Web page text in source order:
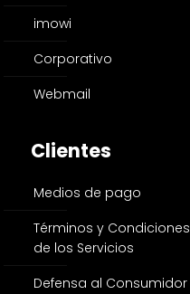
imowi
Corporativo
Webmail
Clientes
Medios de pago
Términos y Condiciones
de los Servicios
Defensa al Consumidor